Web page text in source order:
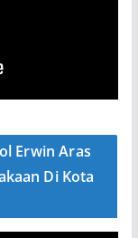
Erwin Aras
Di Kota